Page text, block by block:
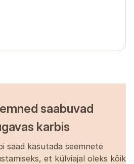
saabuvad
karbis
saad kasutada seemnete
et külviajal oleks kõik